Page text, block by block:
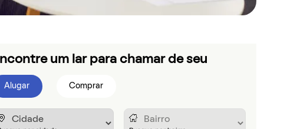
um lar para chamar de seu
Alugar Comprar